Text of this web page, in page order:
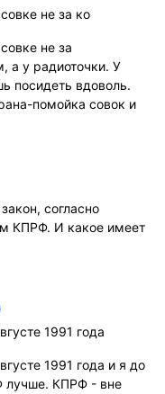
не за ко
не за
а у радиоточки. У
посидеть вдоволь.
помойка совок и
согласно
КПРФ. И какое имеет
1991 года
1991 года и я до
лучше. КПРФ - вне